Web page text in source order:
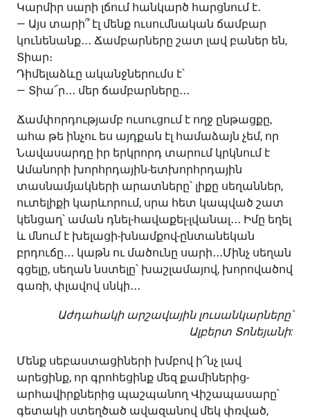
Կարմիր սարի լճում հանկարծ հարցնում է․
— Այս տարի՞ էլ մենք ուսումնական ճամբար
կունենանք․․․ Ճամբարները շատ լավ բաներ են,
Տիար։
Դիմելաձևը ականջներումս է՝
— Տիա՜ր․․․ մեր ճամբարները․․․
Ճամփորդությամբ ուսուցում է ողջ ընթացքը,
ահա թե ինչու ես այդքան էլ համաձայն չեմ, որ
Նավասարդը իր երկրորդ տարում կրկնում է
Ամանորի խորհրդային-ետխորհրդային
տասնամյակների արատները՝ լիքը սեղաններ,
ուտելիքի կարևորում, սրա հետ կապված շատ
կենցաղ՝ աման դնել-հավաքել-լվանալ․․․ Իմը եղել
և մնում է խելացի-խնամքով-ընտանեկան
բրդուճը․․․ կաթն ու մածունը սարի․․․Մինչ սեղան
գցելը, սեղան նստելը՝ խաշլամայով, խորովածով
գառի, փլավով սնկի․․․
Աժդահակի արշավային լուսանկարները՝
Ալբերտ Տոնեյանի:
Մենք սեբաստացիների խմբով ի՜նչ լավ
արեցինք, որ գրոհեցինք մեզ քամիներից-
արհավիրքներից պաշպանող Վիշապասարը՝
գետակի ստեղծած ավազանով մեկ փռված,